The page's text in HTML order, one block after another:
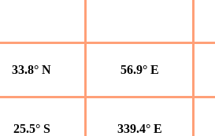
33.8° N 56.9° E
25.5° S 339.4° E